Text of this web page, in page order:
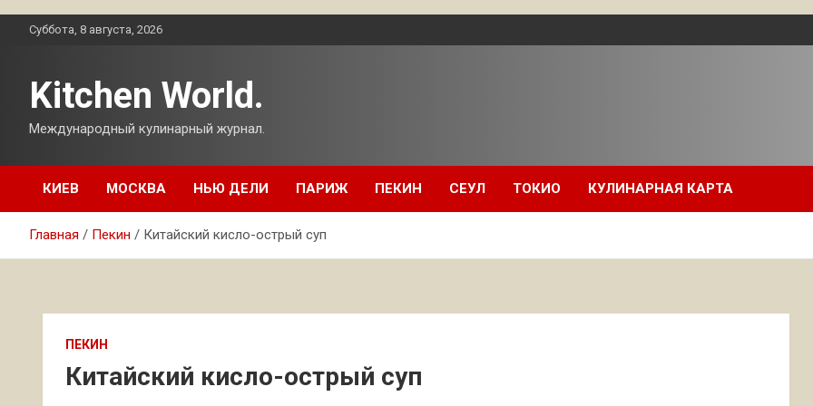
ПерейтиСуббота, 8 августа, 2026
Kitchen World.
Международный кулинарный журнал.
КИЕВ МОСКВА НЬЮ ДЕЛИ ПАРИЖ ПЕКИН СЕУЛ ТОКИО КУЛИНАРНАЯ КАРТА
Главная Пекин Китайский кисло-острый суп
ПЕКИН
Китайский кисло-острый суп